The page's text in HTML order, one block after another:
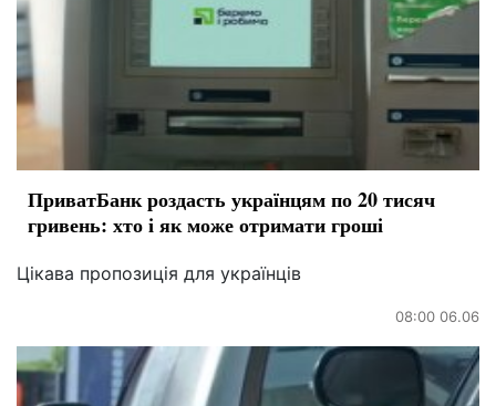
ПриватБанк роздасть українцям по 20 тисяч
гривень: хто і як може отримати гроші
Цікава пропозиція для українців
08:00 06.06